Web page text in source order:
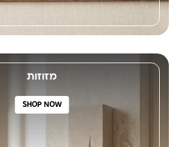
מזוזות
SHOP NOW